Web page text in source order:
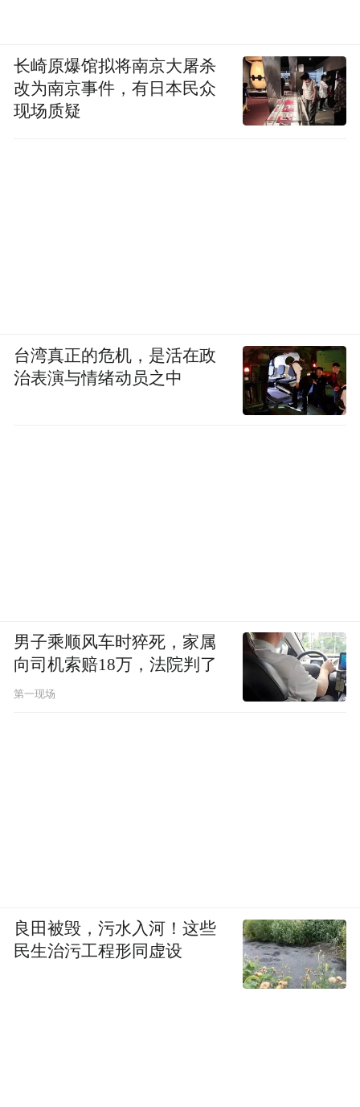
长崎原爆馆拟将南京大屠杀
改为南京事件，有日本民众
现场质疑
台湾真正的危机，是活在政
治表演与情绪动员之中
男子乘顺风车时猝死，家属
向司机索赔18万，法院判了
第一现场
良田被毁，污水入河！这些
民生治污工程形同虚设